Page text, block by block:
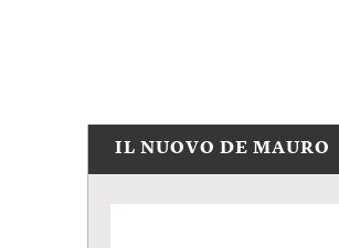
IL NUOVO DE MAURO